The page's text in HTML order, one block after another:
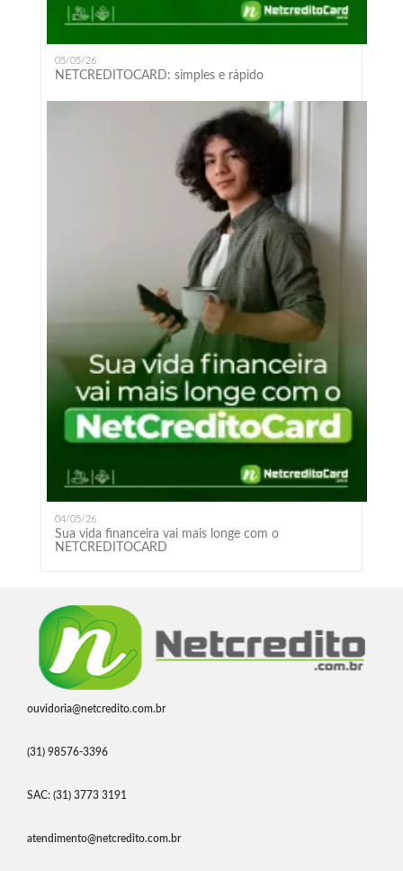
05/05/26
NETCREDITOCARD: simples e rápido
04/05/26
Sua vida financeira vai mais longe com o
NETCREDITOCARD
ouvidoria@netcredito.com.br
(31) 98576-3396
SAC: (31) 3773 3191
atendimento@netcredito.com.br